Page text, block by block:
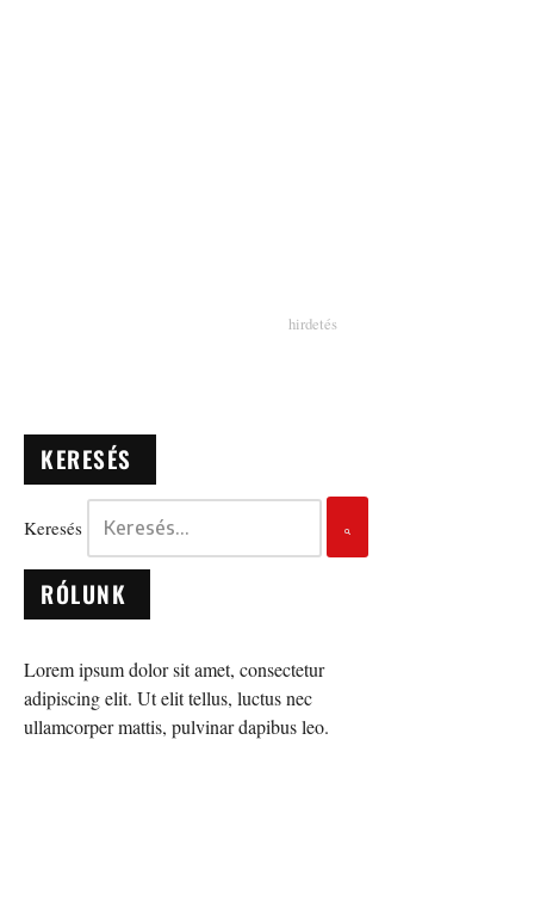
KERESÉS
Keresés
RÓLUNK
Lorem ipsum dolor sit amet, consectetur
adipiscing elit. Ut elit tellus, luctus nec
ullamcorper mattis, pulvinar dapibus leo.